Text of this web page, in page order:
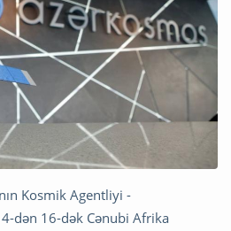
Kosmik Agentliyi -
dən 16-dək Cənubi Afrika